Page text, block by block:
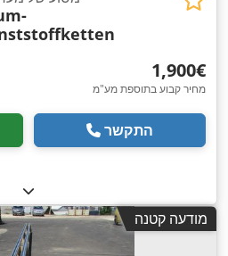
‏1,900 ‏€
מחיר קבוע בתוספת מע"מ
התקשר
מודעה קטנה